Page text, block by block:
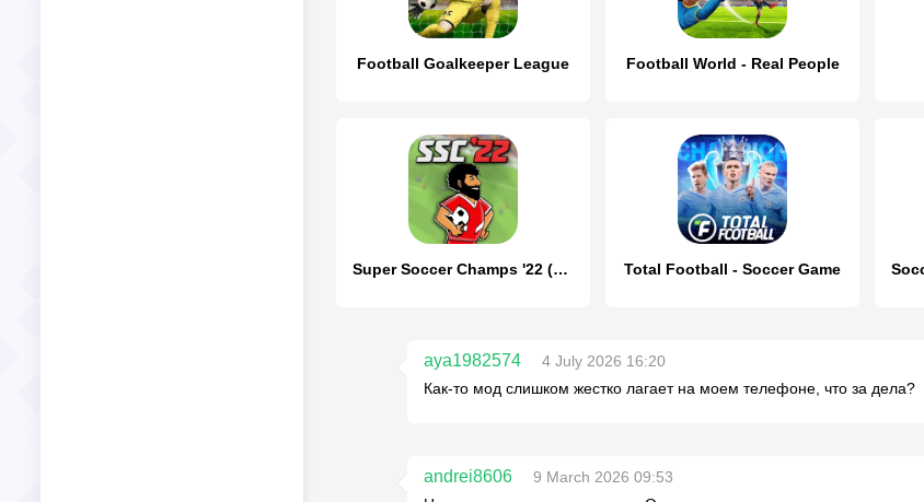
Football Goalkeeper League Football World - Real People
Super Soccer Champs '22 (Ads) Total Football - Soccer Game
aya1982574
4 July 2026 16:20
Как-то мод слишком жестко лагает на моем телефоне, что за дела?
andrei8606
9 March 2026 09:53